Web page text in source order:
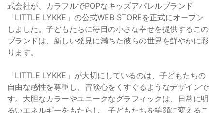
式会社が、カラフルでPOPなキッズアパレルブランド
「LITTLE LYKKE」の公式WEB STOREを正式にオープン
しました。子どもたちに毎日の小さな幸せを提供するこの
ブランドは、新しい発見に満ちた彼らの世界を鮮やかに彩
ります。
「LITTLE LYKKE」が大切にしているのは、子どもたちの
自由な感性を尊重し、冒険心をくすぐるようなデザインで
す。大胆なカラーやユニークなグラフィックは、日常に明
るいエネルギーをもたらし、子どもたちを笑顔に変えるこ